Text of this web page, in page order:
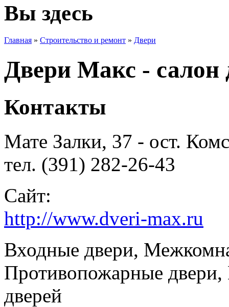
Вы здесь
Главная » Строительство и ремонт » Двери
Двери Макс - салон
Контакты
Мате Залки, 37 - ост.
тел. (391) 282-26-43
Сайт:
http://www.dveri-max.ru
Входные двери,
Противопожарные
дверей